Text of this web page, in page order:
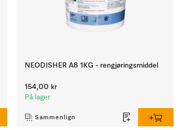
NEODISHER A8 1KG - rengjøringsmiddel
154,00 kr
På lager
Sammenlign